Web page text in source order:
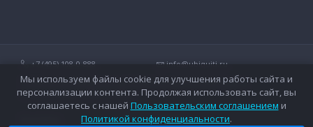
+7 (495) 108-0-888
info@ubiquiti.ru
Технические вопросы и дополнительные консультации о
беспроводных сетях Ubiquiti.
Оплата
Мы используем файлы cookie для улучшения работы сайта и
персонализации контента. Продолжая использовать сайт, вы
соглашаетесь с нашей Пользовательским соглашением и
Политикой конфиденциальности.